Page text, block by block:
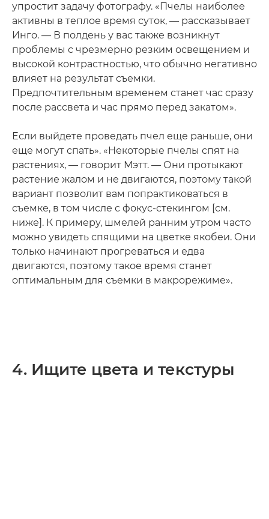
упростит задачу фотографу. «Пчелы наиболее
активны в теплое время суток, — рассказывает
Инго. — В полдень у вас также возникнут
проблемы с чрезмерно резким освещением и
высокой контрастностью, что обычно негативно
влияет на результат съемки.
Предпочтительным временем станет час сразу
после рассвета и час прямо перед закатом».
Если выйдете проведать пчел еще раньше, они
еще могут спать». «Некоторые пчелы спят на
растениях, — говорит Мэтт. — Они протыкают
растение жалом и не двигаются, поэтому такой
вариант позволит вам попрактиковаться в
съемке, в том числе с фокус-стекингом [см.
ниже]. К примеру, шмелей ранним утром часто
можно увидеть спящими на цветке якобеи. Они
только начинают прогреваться и едва
двигаются, поэтому такое время станет
оптимальным для съемки в макрорежиме».
4. Ищите цвета и текстуры